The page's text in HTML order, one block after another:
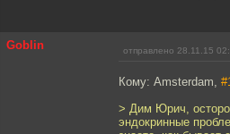
Goblin отправлено 28.11.15
Кому: Amsterdam,
> Дим Юрич,
эндокринные